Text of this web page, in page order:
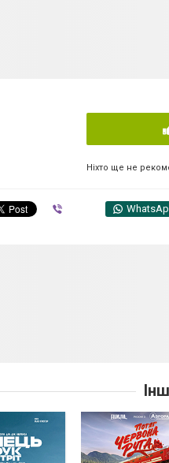
Ніхто ще не